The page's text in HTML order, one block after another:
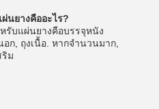
นยางคืออะไร?
รับแผ่นยางคือบรรจุหนัง
ก, ถุงเนื้อ. หากจํานวนมาก,
ริม